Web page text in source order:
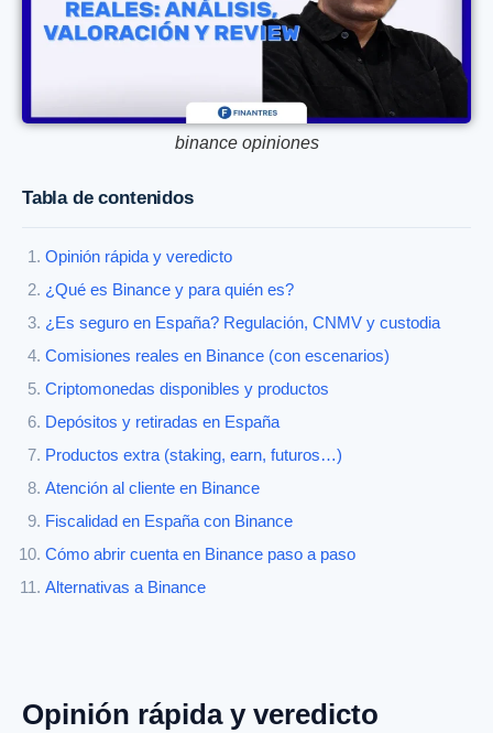
binance opiniones
Tabla de contenidos
Opinión rápida y veredicto
¿Qué es Binance y para quién es?
¿Es seguro en España? Regulación, CNMV y custodia
Comisiones reales en Binance (con escenarios)
Criptomonedas disponibles y productos
Depósitos y retiradas en España
Productos extra (staking, earn, futuros…)
Atención al cliente en Binance
Fiscalidad en España con Binance
Cómo abrir cuenta en Binance paso a paso
Alternativas a Binance
Opinión rápida y veredicto